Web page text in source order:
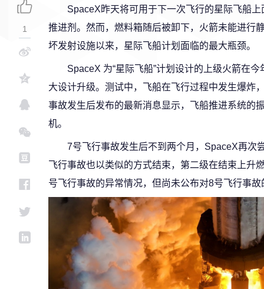
SpaceX昨天将可用于下一次飞行的星际飞船
推进剂。然而，燃料箱随后被卸下，火箭未能进行
坏发射设施以来，星际飞船计划面临的最大瓶颈。
SpaceX 为“星际飞船”计划设计的上级火箭在
大设计升级。测试中，飞船在飞行过程中发生爆炸
事故发生后发布的最新消息显示，飞船推进系统的
机。
7号飞行事故发生后不到两个月，SpaceX再次
飞行事故也以类似的方式结束，第二级在结束上升
号飞行事故的异常情况，但尚未公布对8号飞行事故
1